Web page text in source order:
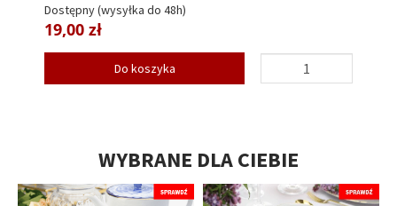
Dostępny (wysyłka do 48h)
19,00 zł
Do koszyka
WYBRANE DLA CIEBIE